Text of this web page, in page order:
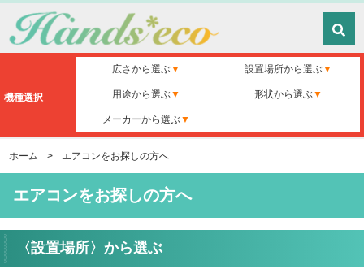
機種選択
広さから選ぶ 設置場所から選ぶ
用途から選ぶ 形状から選ぶ
メーカーから選ぶ
ホーム > エアコンをお探しの方へ
エアコンをお探しの方へ
〈設置場所〉から選ぶ